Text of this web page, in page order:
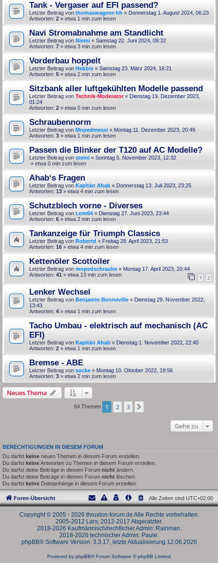
Tank - Vergaser auf EFI passend?
Letzter Beitrag von thomaswagner-hh « Donnerstag 1. August 2024, 06:23
Antworten: 2 » etwa 1 min zum lesen
Navi Stromabnahme am Standlicht
Letzter Beitrag von Niemi « Samstag 22. Juni 2024, 09:32
Antworten: 7 » etwa 3 min zum lesen
Vorderbau hoppelt
Letzter Beitrag von Hebbis « Samstag 23. März 2024, 16:21
Antworten: 5 » etwa 2 min zum lesen
Sitzbank aller luftgekühlten Modelle passend
Letzter Beitrag von Technik-Moderator« Dienstag 19. Dezember 2023,
01:24
Antworten: 2 » etwa 0 min zum lesen
Schraubennorm
Letzter Beitrag von Mopedmessi « Montag 11. Dezember 2023, 20:49
Antworten: 3 » etwa 1 min zum lesen
Passen die Blinker der T120 auf AC Modelle?
Letzter Beitrag von steini « Sonntag 5. November 2023, 12:32
» etwa 0 min zum lesen
Ahab‘s Fragen
Letzter Beitrag von Kapitän Ahab « Donnerstag 13. Juli 2023, 23:25
Antworten: 13 » etwa 4 min zum lesen
Schutzblech vorne - Diverses
Letzter Beitrag von t.om64 « Dienstag 27. Juni 2023, 23:44
Antworten: 6 » etwa 2 min zum lesen
Tankanzeige für Triumph Classics
Letzter Beitrag von Robertd « Freitag 28. April 2023, 21:53
Antworten: 16 » etwa 4 min zum lesen
Kettenöler Scottoiler
Letzter Beitrag von mopedschraube « Montag 17. April 2023, 20:44
Antworten: 41 1 2
» etwa 13 min zum lesen
Lenker Wechsel
Letzter Beitrag von Benjamin Bonneville « Dienstag 29. November 2022,
13:43
Antworten: 4 » etwa 1 min zum lesen
Tacho Umbau - elektrisch auf mechanisch (AC
EFI)
Letzter Beitrag von Kapitän Ahab « Dienstag 1. November 2022, 22:40
Antworten: 2 » etwa 1 min zum lesen
Bremse - ABE
Letzter Beitrag von socke « Montag 10. Oktober 2022, 19:56
Antworten: 3 » etwa 2 min zum lesen
Neues Thema
64 Themen 1 2 3
Gehe zu
BERECHTIGUNGEN IN DIESEM FORUM
Du darfst keine neuen Themen in diesem Forum erstellen.
Du darfst keineAntworten zu Themen in diesem Forum erstellen.
Du darfst deine Beiträge in diesem Forum nicht ändern.
Du darfst deine Beiträge in diesem Forum nicht löschen.
Du darfst keine Dateianhänge in diesem Forum erstellen.
Foren-Übersicht Alle Zeiten sind UTC+02:00
Copyright © 2005 - 2026 thruxton-forum.de Alle Rechte vorbehalten.
2005-2012 Lars; 2012-2017 Abgeratzter.
2018-2026 Kaufmännisch/rechtlicher Admin: Rainman.
2018-2026 technischer Admin: Paule.
phpBB® Software Version: 3.3.17, letzte Aktualisierung 12.06.2026
Powered by phpBB® Forum Software © phpBB Limited